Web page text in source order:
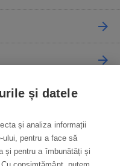
și datele
și analiza informații
ului, pentru a face să
și pentru a îmbunătăți și